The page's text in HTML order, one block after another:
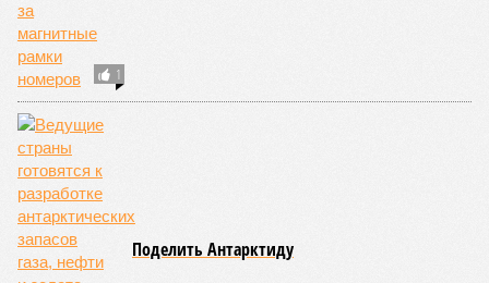
1
Поделить Антарктиду